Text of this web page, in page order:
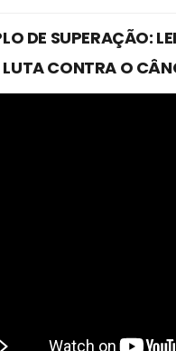
DE SUPERAÇÃO:
LUTA CONTRA O